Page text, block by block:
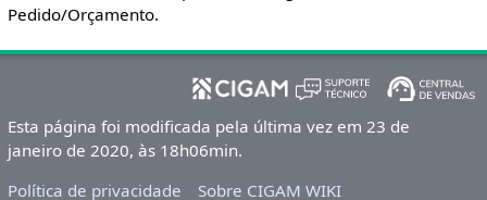
Pedido/Orçamento.
Esta página foi modificada pela última vez em 23 de
janeiro de 2020, às 18h06min.
Política de privacidade
Sobre CIGAM WIKI